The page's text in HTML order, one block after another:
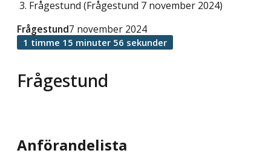
Frågestund (Frågestund 7 november 2024)
Frågestund
Frågestund7 november 2024
1 timme 15 minuter 56 sekunder
Anförandelista